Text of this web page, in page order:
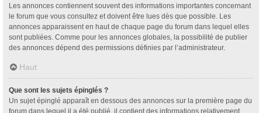
Les annonces contiennent souvent des informations importantes concernant
le forum que vous consultez et doivent être lues dès que possible. Les
annonces apparaissent en haut de chaque page du forum dans lequel elles
sont publiées. Comme pour les annonces globales, la possibilité de publier
des annonces dépend des permissions définies par l’administrateur.
Haut
Que sont les sujets épinglés ?
Un sujet épinglé apparaît en dessous des annonces sur la première page du
forum dans lequel il a été publié. il contient des informations relativement